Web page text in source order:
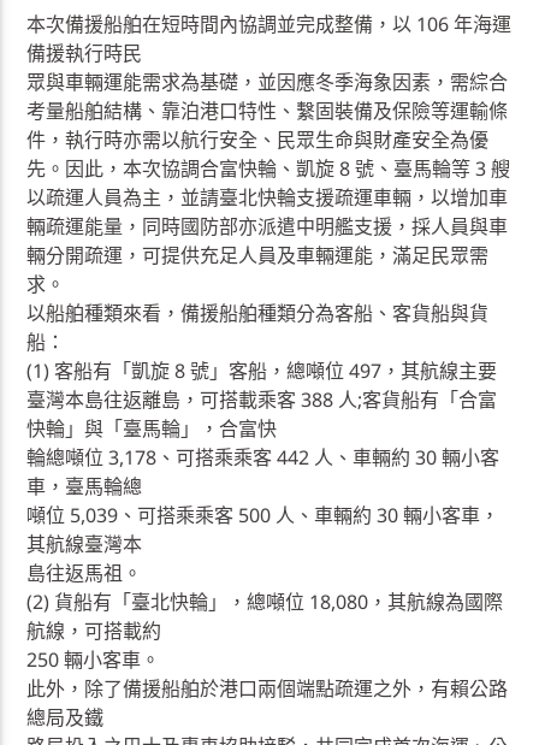
本次備援船舶在短時間內協調並完成整備，以 106 年海運
備援執行時民
眾與車輛運能需求為基礎，並因應冬季海象因素，需綜合
考量船舶結構、靠泊港口特性、繫固裝備及保險等運輸條
件，執行時亦需以航行安全、民眾生命與財產安全為優
先。因此，本次協調合富快輪、凱旋 8 號、臺馬輪等 3 艘
以疏運人員為主，並請臺北快輪支援疏運車輛，以增加車
輛疏運能量，同時國防部亦派遣中明艦支援，採人員與車
輛分開疏運，可提供充足人員及車輛運能，滿足民眾需
求。
以船舶種類來看，備援船舶種類分為客船、客貨船與貨
船：
(1) 客船有「凱旋 8 號」客船，總噸位 497，其航線主要
臺灣本島往返離島，可搭載乘客 388 人;客貨船有「合富
快輪」與「臺馬輪」，合富快
輪總噸位 3,178、可搭乘乘客 442 人、車輛約 30 輛小客
車，臺馬輪總
噸位 5,039、可搭乘乘客 500 人、車輛約 30 輛小客車，
其航線臺灣本
島往返馬祖。
(2) 貨船有「臺北快輪」，總噸位 18,080，其航線為國際
航線，可搭載約
250 輛小客車。
此外，除了備援船舶於港口兩個端點疏運之外，有賴公路
總局及鐵